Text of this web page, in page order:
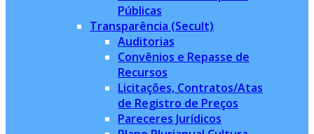
Públicas
Transparência (Secult)
Auditorias
Convênios e Repasse de
Recursos
Licitações, Contratos/Atas
de Registro de Preços
Pareceres Jurídicos